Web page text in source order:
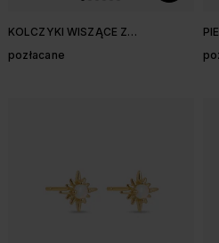
KOLCZYKI WISZĄCE Z
pozłacane